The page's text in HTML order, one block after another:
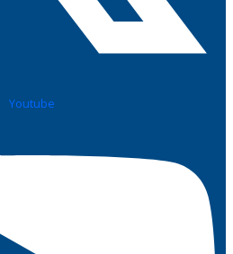
Youtube